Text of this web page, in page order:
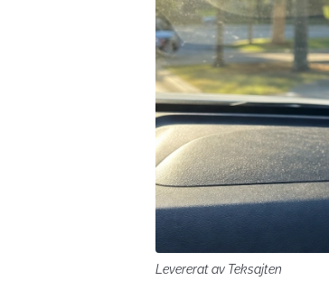
Levererat av Teksajten